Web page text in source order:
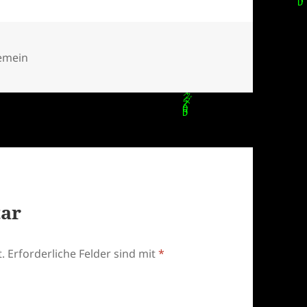
Erforderliche Felder sind mit*